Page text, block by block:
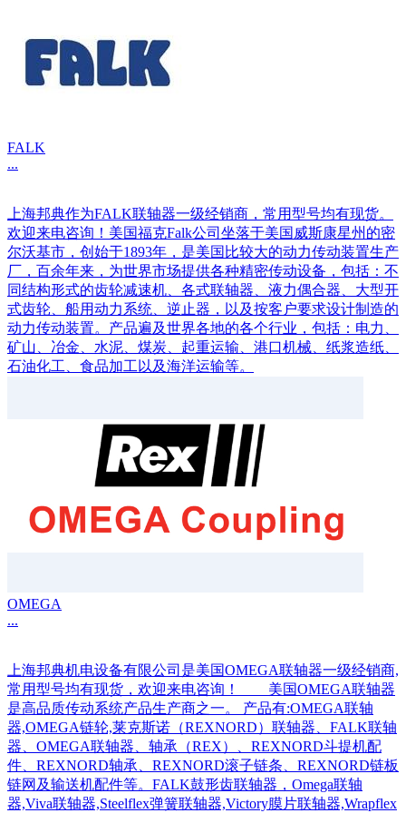
FALK
...
上海邦典作为FALK联轴器一级经销商，常用型号均有现货。
欢迎来电咨询！美国福克Falk公司坐落于美国威斯康星州的密
尔沃基市，创始于1893年，是美国比较大的动力传动装置生产
厂，百余年来，为世界市场提供各种精密传动设备，包括：不
同结构形式的齿轮减速机、各式联轴器、液力偶合器、大型开
式齿轮、船用动力系统、逆止器，以及按客户要求设计制造的
动力传动装置。产品遍及世界各地的各个行业，包括：电力、
矿山、冶金、水泥、煤炭、起重运输、港口机械、纸浆造纸、
石油化工、食品加工以及海洋运输等。
OMEGA
...
上海邦典机电设备有限公司是美国OMEGA联轴器一级经销商,
常用型号均有现货，欢迎来电咨询！ 美国OMEGA联轴器
是高品质传动系统产品生产商之一。 产品有:OMEGA联轴
器,OMEGA链轮,莱克斯诺（REXNORD）联轴器、FALK联轴
器、OMEGA联轴器、轴承（REX）、REXNORD斗提机配
件、REXNORD轴承、REXNORD滚子链条、REXNORD链板
链网及输送机配件等。FALK鼓形齿联轴器，Omega联轴
器,Viva联轴器,Steelflex弹簧联轴器,Victory膜片联轴器,Wrapflex